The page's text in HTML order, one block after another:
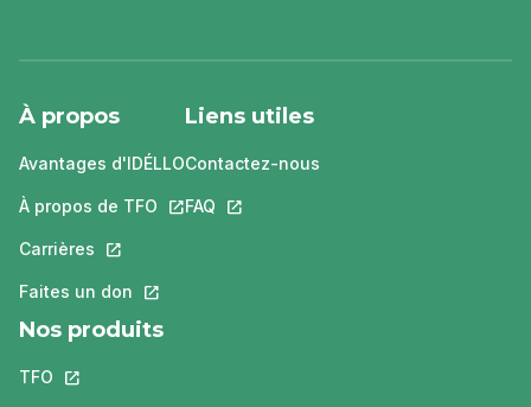
À propos
Avantages d'IDÉLLO
À propos de TFO Ce lien s'ouvrira dans un nouvel onglet.
Carrières Ce lien s'ouvrira dans un nouvel onglet.
Faites un don Ce lien s'ouvrira dans un nouvel onglet.
Liens utiles
Contactez-nous
FAQ Ce lien s'ouvrira dans un nouvel
Nos produits
TFO Ce lien s'ouvrira dans un nouvel onglet.